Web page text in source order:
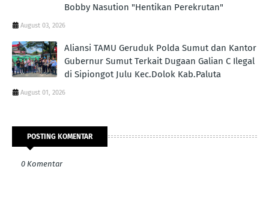
Bobby Nasution "Hentikan Perekrutan"
August 03, 2026
Aliansi TAMU Geruduk Polda Sumut dan Kantor
Gubernur Sumut Terkait Dugaan Galian C Ilegal
di Sipiongot Julu Kec.Dolok Kab.Paluta
August 01, 2026
POSTING KOMENTAR
0 Komentar